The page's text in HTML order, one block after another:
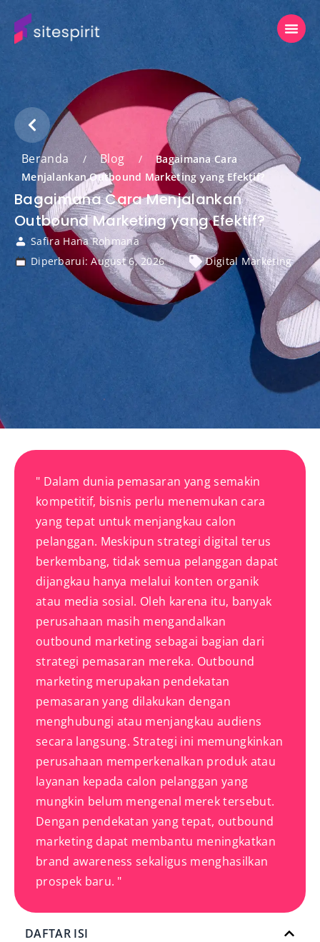
Beranda / Blog /
Bagaimana Cara
Menjalankan Outbound Marketing yang Efektif?
Bagaimana Cara Menjalankan
Outbound Marketing yang Efektif?
Safira Hana Rohmana
Diperbarui: August 6, 2026
Digital Marketing
" Dalam dunia pemasaran yang semakin
kompetitif, bisnis perlu menemukan cara
yang tepat untuk menjangkau calon
pelanggan. Meskipun strategi digital terus
berkembang, tidak semua pelanggan dapat
dijangkau hanya melalui konten organik
atau media sosial. Oleh karena itu, banyak
perusahaan masih mengandalkan
outbound marketing sebagai bagian dari
strategi pemasaran mereka. Outbound
marketing merupakan pendekatan
pemasaran yang dilakukan dengan
menghubungi atau menjangkau audiens
secara langsung. Strategi ini memungkinkan
perusahaan memperkenalkan produk atau
layanan kepada calon pelanggan yang
mungkin belum mengenal merek tersebut.
Dengan pendekatan yang tepat, outbound
marketing dapat membantu meningkatkan
brand awareness sekaligus menghasilkan
prospek baru. "
DAFTAR ISI